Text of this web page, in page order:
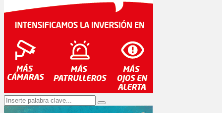
Search
for:
Search